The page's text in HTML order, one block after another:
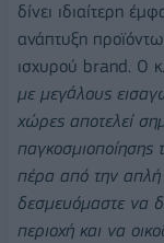
δίνει ιδιαίτερη
ανάπτυξη
ισχυρού brand. Ο
με μεγάλους
χώρες αποτελεί
παγκοσμιοποίησης
πέρα από την
δεσμευόμαστε να
περιοχή και να